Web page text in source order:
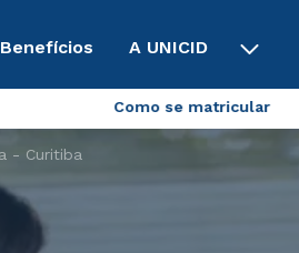
Benefícios A UNICID
Como se matricular
- Curitiba